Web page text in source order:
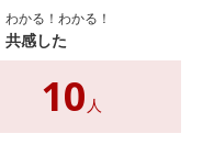
わかる！わかる！
共感した
10 人